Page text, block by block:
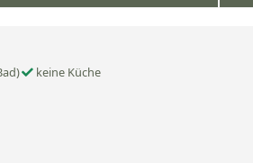
keine Küche